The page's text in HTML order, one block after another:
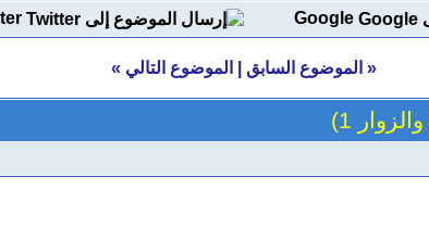
Google
« الموضوع السابق الموضوع التالي »